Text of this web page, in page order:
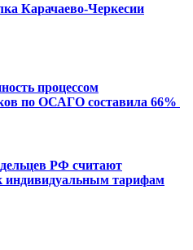
Карачаево-Черкесии
процессом
по ОСАГО составила 66%
РФ считают
индивидуальным тарифам